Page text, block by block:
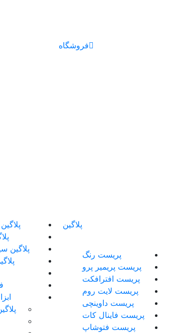
فروشگاه
پریست رنگ
پریست پریمیر پرو
پریست افترافکت
پریست لایت روم
پریست داوینچی
پریست فاینال کات
پریست فتوشاپ
پلاگین
پلاگین